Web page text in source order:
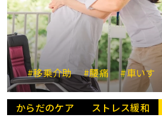
#移乗介助 #腰痛 #車いす
からだのケア ストレス緩和